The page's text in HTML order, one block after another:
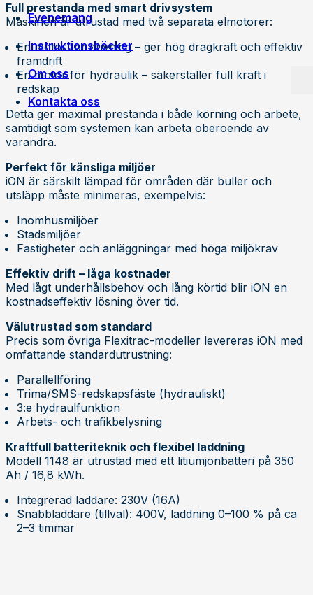
Evenemang
Instruktionsböcker
Om oss
Egen tillverkning
Jobba på Trejon
Historia
Försäljningsvillkor
Kontakta oss
Full prestanda med smart drivsystem
Maskinen är utrustad med två separata elmotorer:
En motor för drivning – ger hög dragkraft och effektiv
framdrift
En motor för hydraulik – säkerställer full kraft i
redskap
Detta ger maximal prestanda i både körning och arbete,
samtidigt som systemen kan arbeta oberoende av
varandra.
Perfekt för känsliga miljöer
iON är särskilt lämpad för områden där buller och
utsläpp måste minimeras, exempelvis:
Inomhusmiljöer
Stadsmiljöer
Fastigheter och anläggningar med höga miljökrav
Effektiv drift – låga kostnader
Med lågt underhållsbehov och lång körtid blir iON en
kostnadseffektiv lösning över tid.
Välutrustad som standard
Precis som övriga Flexitrac-modeller levereras iON med
omfattande standardutrustning:
Parallellföring
Trima/SMS-redskapsfäste (hydrauliskt)
3:e hydraulfunktion
Arbets- och trafikbelysning
Kraftfull batteriteknik och flexibel laddning
Modell 1148 är utrustad med ett litiumjonbatteri på 350
Ah / 16,8 kWh.
Integrerad laddare: 230V (16A)
Snabbladdare (tillval): 400V, laddning 0–100 % på ca
2–3 timmar